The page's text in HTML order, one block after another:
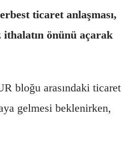
ticaret anlaşması,
önünü açarak
bloğu arasındaki ticaret
gelmesi beklenirken,